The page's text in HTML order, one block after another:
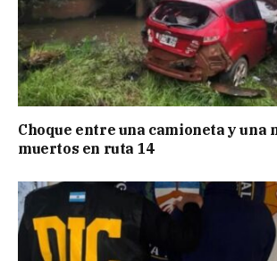
Choque entre una camioneta y una
muertos en ruta 14